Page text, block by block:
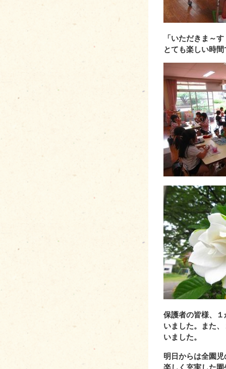
「いただきま～
とても楽しい時
保護者の皆様、
いました。また
いました。
明日からは全園
楽しく充実した